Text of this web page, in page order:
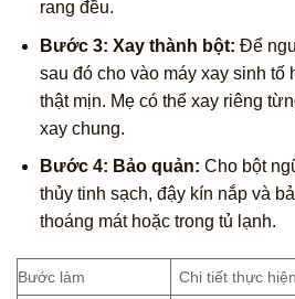
rang đều.
Bước 3: Xay thành bột: Để
sau đó cho vào máy xay sinh tố
thật mịn. Mẹ có thể xay riêng
xay chung.
Bước 4: Bảo quản: Cho bột
thủy tinh sạch, đậy kín nắp và
thoáng mát hoặc trong tủ lạnh.
Bước làm Chi tiết thực hiện